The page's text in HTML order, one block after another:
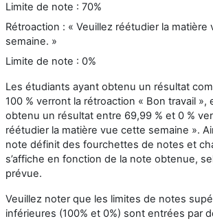
Limite de note : 70%
Rétroaction : « Veuillez réétudier la matière
semaine. »
Limite de note : 0%
Les étudiants ayant obtenu un résultat
100 % verront la rétroaction « Bon travail »,
obtenu un résultat entre 69,99 % et 0 %
réétudier la matière vue cette semaine ».
note définit des fourchettes de notes et
s’affiche en fonction de la note obtenue,
prévue.
Veuillez noter que les limites de notes
inférieures (100% et 0%) sont entrées par